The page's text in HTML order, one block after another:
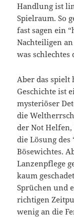
Handlung ist
Spielraum. So
fast sagen ein
Nachteiligen
was
Aber das spielt
Geschichte ist
mysteriöser
die
der Not
die Lösung des
Bösewichtes.
Lanzenpflege
kaum
Sprüchen und
richtigen
wenig an die